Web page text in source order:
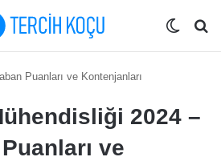
Dış
Puanları ve Kontenjanları
2024 –
ve